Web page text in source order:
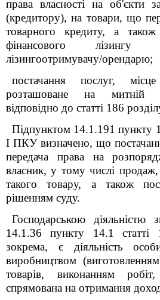
права власності на об'єкти
(кредитору), на товари, що
товарного кредиту, а
фінансового лізингу
лізингоотримувачу/орендарю;
постачання послуг,
розташоване на митній
відповідно до статті 186
Підпунктом 14.1.191 пункту
I ПКУ визначено, що
передача права на
власник, у тому числі
такого товару, а також
рішенням суду.
Господарською діяльністю
14.1.36 пункту 14.1
зокрема, є діяльність
виробництвом
товарів, виконанням
спрямована на отримання